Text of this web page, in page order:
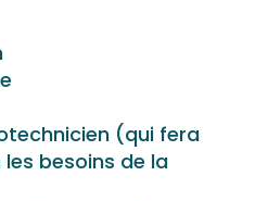
(qui fera
besoins de la